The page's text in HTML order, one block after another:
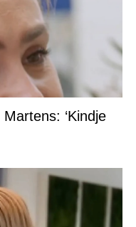
‘Kindje